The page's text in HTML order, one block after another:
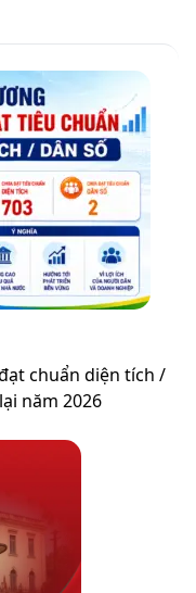
chuẩn diện tích /
năm 2026